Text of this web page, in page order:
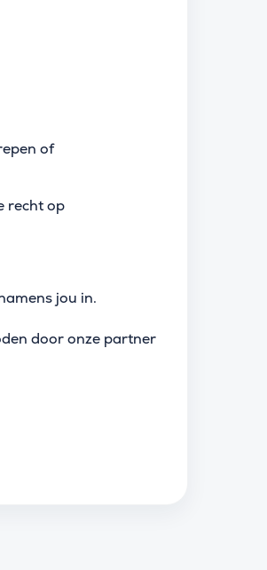
of
recht op
jou in.
door onze partner